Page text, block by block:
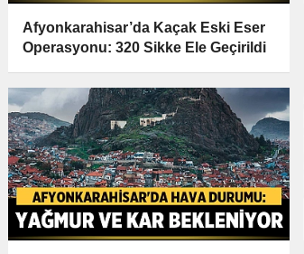
Afyonkarahisar’da Kaçak Eski Eser
Operasyonu: 320 Sikke Ele Geçirildi